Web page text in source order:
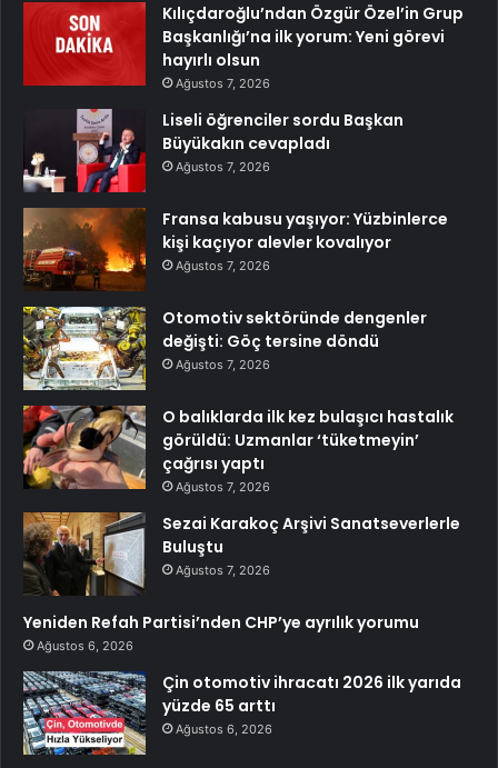
Kılıçdaroğlu’ndan Özgür Özel’in Grup
Başkanlığı’na ilk yorum: Yeni görevi
hayırlı olsun
Ağustos 7, 2026
Liseli öğrenciler sordu Başkan
Büyükakın cevapladı
Ağustos 7, 2026
Fransa kabusu yaşıyor: Yüzbinlerce
kişi kaçıyor alevler kovalıyor
Ağustos 7, 2026
Otomotiv sektöründe dengenler
değişti: Göç tersine döndü
Ağustos 7, 2026
O balıklarda ilk kez bulaşıcı hastalık
görüldü: Uzmanlar ‘tüketmeyin’
çağrısı yaptı
Ağustos 7, 2026
Sezai Karakoç Arşivi Sanatseverlerle
Buluştu
Ağustos 7, 2026
Yeniden Refah Partisi’nden CHP’ye ayrılık yorumu
Ağustos 6, 2026
Çin otomotiv ihracatı 2026 ilk yarıda
yüzde 65 arttı
Ağustos 6, 2026